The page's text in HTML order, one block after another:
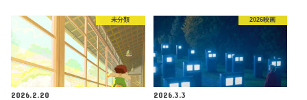
未分類
2026.2.20
2026映画
2026.3.3